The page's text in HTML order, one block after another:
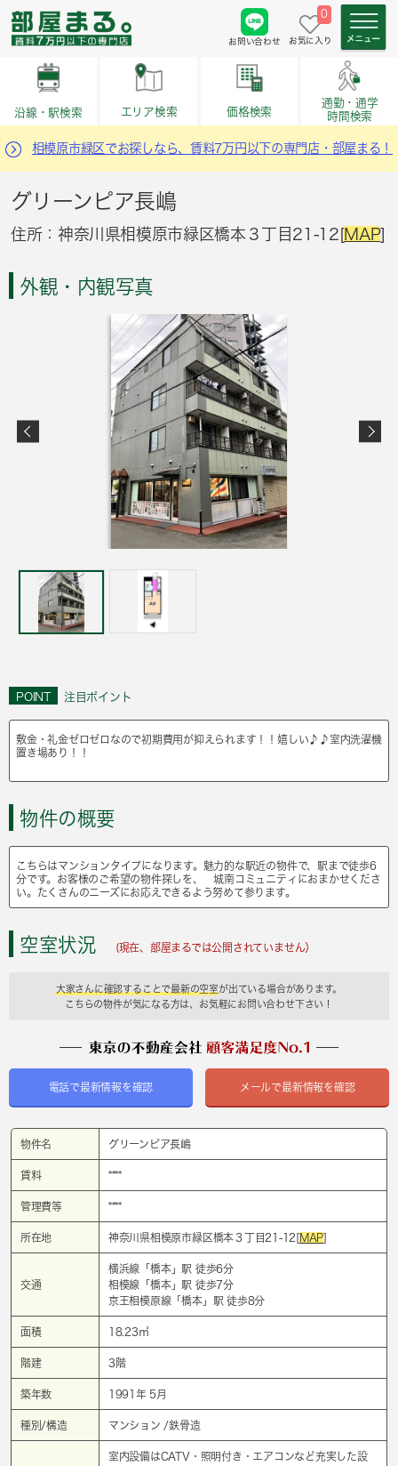
お問い合わせ
0
お気に入り
沿線・駅検索 エリア検索 価格検索
通勤・通学
時間検索
相模原市緑区でお探しなら、賃料7万円以下の専門店・部屋まる！
グリーンピア長嶋
住所：神奈川県相模原市緑区橋本３丁目21-12[MAP]
外観・内観写真
POINT 注目ポイント
敷金・礼金ゼロゼロなので初期費用が抑えられます！！嬉しい♪♪室内洗濯機
置き場あり！！
物件の概要
こちらはマンションタイプになります。魅力的な駅近の物件で、駅まで徒歩6
分です。お客様のご希望の物件探しを、 城南コミュニティにおまかせくださ
い。たくさんのニーズにお応えできるよう努めて参ります。
空室状況 (現在、部屋まるでは公開されていません）
大家さんに確認することで最新の空室が出ている場合があります。
こちらの物件が気になる方は、お気軽にお問い合わせ下さい！
電話で最新情報を確認 メールで最新情報を確認
物件名 グリーンピア長嶋
賃料 ****
管理費等 ****
所在地 神奈川県相模原市緑区橋本３丁目21-12[MAP]
交通
横浜線「 橋本」駅 徒歩6分
相模線「 橋本」駅 徒歩7分
京王相模原線「橋本」駅 徒歩8分
面積 18.23㎡
階建 3階
築年数 1991年 5月
種別/構造 マンション /鉄骨造
室内設備はCATV・照明付き・エアコンなど充実した設